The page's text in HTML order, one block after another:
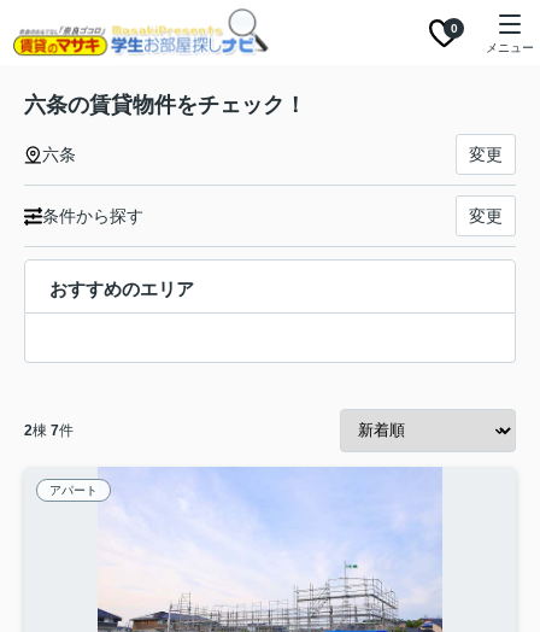
0
メニュー
六条の賃貸物件をチェック！
六条 変更
条件から探す 変更
おすすめのエリア
2棟 7件
アパート